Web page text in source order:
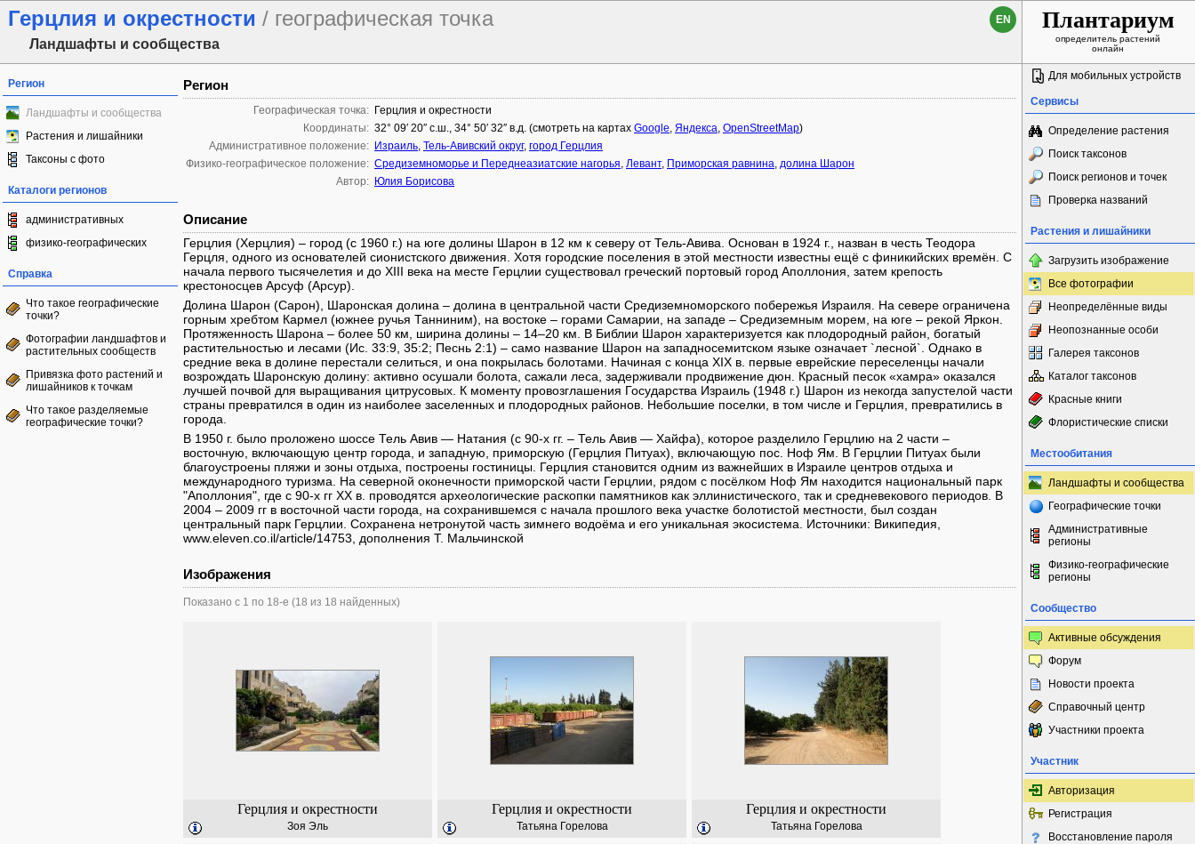
Герцлия и окрестности / географическая точка
Ландшафты и сообщества
EN Плантариум
определитель растений
онлайн
Регион
Ландшафты и сообщества
Растения и лишайники
Таксоны с фото
Каталоги регионов
административных
физико-географических
Справка
Что такое географические
точки?
Фотографии ландшафтов и
растительных сообществ
Привязка фото растений и
лишайников к точкам
Что такое разделяемые
географические точки?
Регион
Географическая точка: Герцлия и окрестности
Координаты: 32° 09′ 20″ с.ш., 34° 50′ 32″ в.д. (смотреть на картах Google, Яндекса, OpenStreetMap)
Административное положение: Израиль, Тель-Авивский округ, город Герцлия
Физико-географическое положение: Средиземноморье и Переднеазиатские нагорья, Левант, Приморская равнина, долина Шарон
Автор: Юлия Борисова
Описание
Герцлия (Херцлия) – город (с 1960 г.) на юге долины Шарон в 12 км к северу от Тель-Авива. Основан в 1924 г., назван в честь Теодора
Герцля, одного из основателей сионистского движения. Хотя городские поселения в этой местности известны ещё с финикийских времён. С
начала первого тысячелетия и до XIII века на месте Герцлии существовал греческий портовый город Аполлония, затем крепость
крестоносцев Арсуф (Арсур).
Долина Шарон (Сарон), Шаронская долина – долина в центральной части Средиземноморского побережья Израиля. На севере ограничена
горным хребтом Кармел (южнее ручья Танниним), на востоке – горами Самарии, на западе – Средиземным морем, на юге – рекой Яркон.
Протяженность Шарона – более 50 км, ширина долины – 14–20 км. В Библии Шарон характеризуется как плодородный район, богатый
растительностью и лесами (Ис. 33:9, 35:2; Песнь 2:1) – само название Шарон на западносемитском языке означает `лесной`. Однако в
средние века в долине перестали селиться, и она покрылась болотами. Начиная с конца XIX в. первые еврейские переселенцы начали
возрождать Шаронскую долину: активно осушали болота, сажали леса, задерживали продвижение дюн. Красный песок «хамра» оказался
лучшей почвой для выращивания цитрусовых. К моменту провозглашения Государства Израиль (1948 г.) Шарон из некогда запустелой части
страны превратился в один из наиболее заселенных и плодородных районов. Небольшие поселки, в том числе и Герцлия, превратились в
города.
В 1950 г. было проложено шоссе Тель Авив — Натания (с 90-х гг. – Тель Авив — Хайфа), которое разделило Герцлию на 2 части –
восточную, включающую центр города, и западную, приморскую (Герцлия Питуах), включающую пос. Ноф Ям. В Герцлии Питуах были
благоустроены пляжи и зоны отдыха, построены гостиницы. Герцлия становится одним из важнейших в Израиле центров отдыха и
международного туризма. На северной оконечности приморской части Герцлии, рядом с посёлком Ноф Ям находится национальный парк
"Аполлония", где с 90-х гг ХХ в. проводятся археологические раскопки памятников как эллинистического, так и средневекового периодов. В
2004 – 2009 гг в восточной части города, на сохранившемся с начала прошлого века участке болотистой местности, был создан
центральный парк Герцлии. Сохранена нетронутой часть зимнего водоёма и его уникальная экосистема. Источники: Википедия,
www.eleven.co.il/article/14753, дополнения Т. Мальчинской
Изображения
Показано с 1 по 18-е (18 из 18 найденных)
Герцлия и окрестности
Зоя Эль
Герцлия и окрестности
Татьяна Горелова
Герцлия и окрестности
Татьяна Горелова
Для мобильных устройств
Сервисы
Определение растения
Поиск таксонов
Поиск регионов и точек
Проверка названий
Растения и лишайники
Загрузить изображение
Все фотографии
Неопределённые виды
Неопознанные особи
Галерея таксонов
Каталог таксонов
Красные книги
Флористические списки
Местообитания
Ландшафты и сообщества
Географические точки
Административные
регионы
Физико-географические
регионы
Сообщество
Активные обсуждения
Форум
Новости проекта
Справочный центр
Участники проекта
Участник
Авторизация
Регистрация
Восстановление пароля